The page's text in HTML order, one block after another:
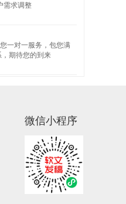
需求调整
一对一服务，包您满
期待您的到来
微信小程序